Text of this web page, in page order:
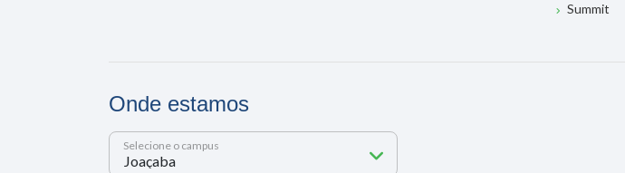
Summit
Onde estamos
Selecione o campus